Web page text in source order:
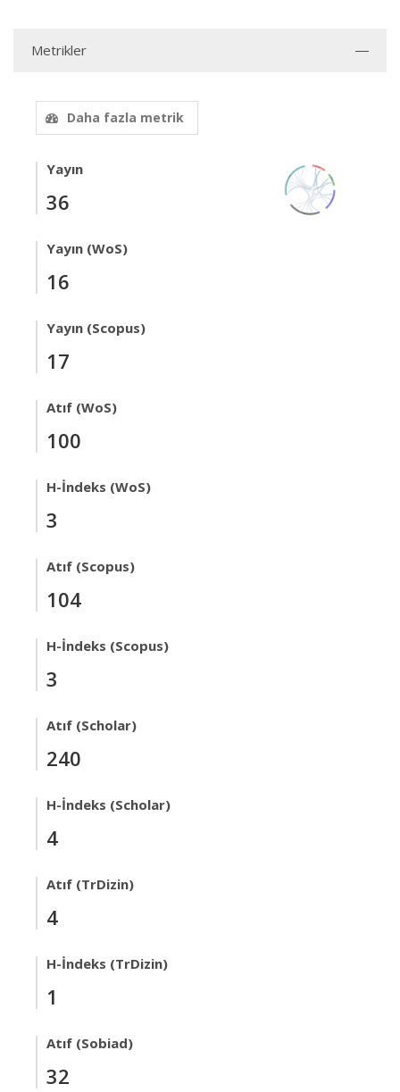
Metrikler
Daha fazla metrik
Yayın
36
Yayın (WoS)
16
Yayın (Scopus)
17
Atıf (WoS)
100
H-İndeks (WoS)
3
Atıf (Scopus)
104
H-İndeks (Scopus)
3
Atıf (Scholar)
240
H-İndeks (Scholar)
4
Atıf (TrDizin)
4
H-İndeks (TrDizin)
1
Atıf (Sobiad)
32